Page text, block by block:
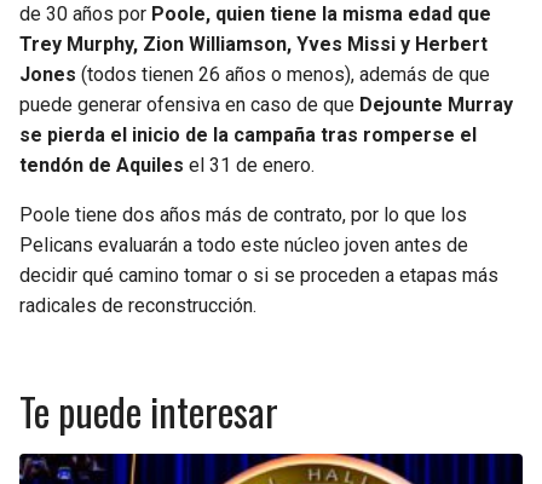
de 30 años por Poole, quien tiene la misma edad que
Trey Murphy, Zion Williamson, Yves Missi y Herbert
Jones (todos tienen 26 años o menos), además de que
puede generar ofensiva en caso de que Dejounte Murray
se pierda el inicio de la campaña tras romperse el
tendón de Aquiles el 31 de enero.
Poole tiene dos años más de contrato, por lo que los
Pelicans evaluarán a todo este núcleo joven antes de
decidir qué camino tomar o si se proceden a etapas más
radicales de reconstrucción.
Te puede interesar